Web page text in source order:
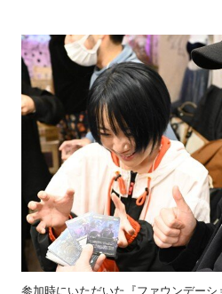
参加時にいただいた『ファウンデー